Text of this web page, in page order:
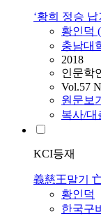
‘황희 정승
황인덕
충남대
2018
인문학
Vol.57
원문보기
복사/대
KCI등재
義慈王말기
황인덕
한국구